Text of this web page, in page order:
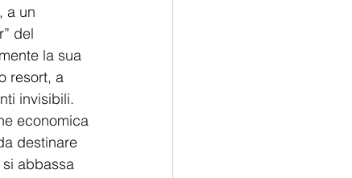
a un
del
la sua
resort, a
invisibili.
economica
destinare
abbassa